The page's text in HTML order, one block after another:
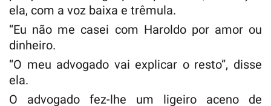
ela, com a voz baixa e trêmula.
“Eu não me casei com Haroldo por amor ou
dinheiro.
“O meu advogado vai explicar o resto”, disse
ela.
O advogado fez-lhe um ligeiro aceno de